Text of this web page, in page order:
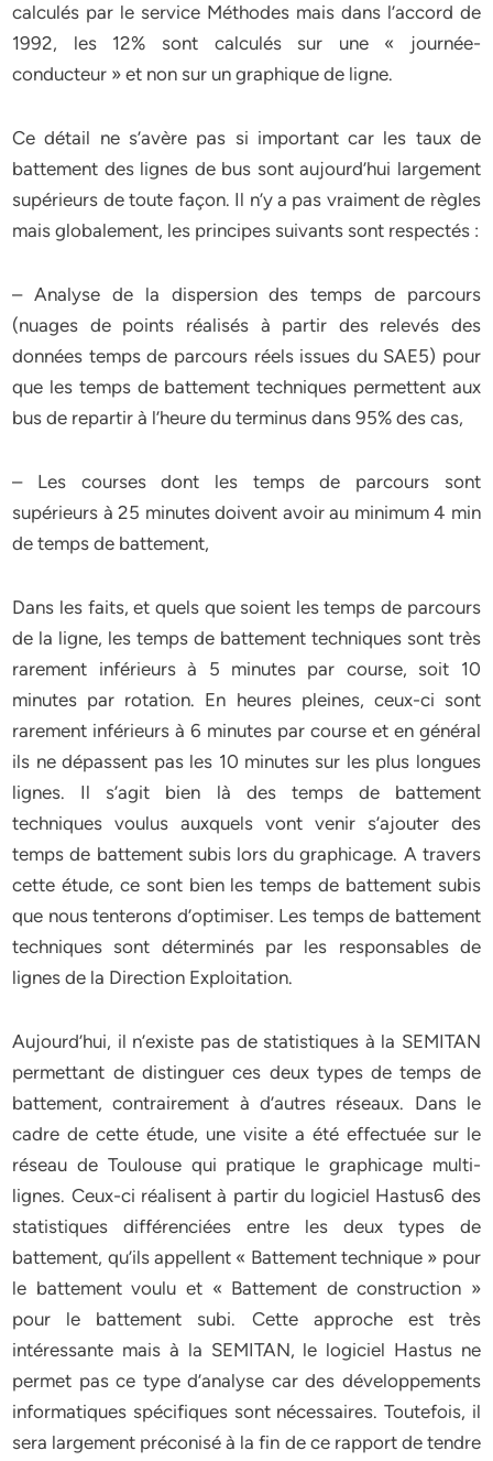
calculés par le service Méthodes mais dans l’accord de
1992, les 12% sont calculés sur une « journée-
conducteur » et non sur un graphique de ligne.
Ce détail ne s’avère pas si important car les taux de
battement des lignes de bus sont aujourd’hui largement
supérieurs de toute façon. Il n’y a pas vraiment de règles
mais globalement, les principes suivants sont respectés :
– Analyse de la dispersion des temps de parcours
(nuages de points réalisés à partir des relevés des
données temps de parcours réels issues du SAE5) pour
que les temps de battement techniques permettent aux
bus de repartir à l’heure du terminus dans 95% des cas,
– Les courses dont les temps de parcours sont
supérieurs à 25 minutes doivent avoir au minimum 4 min
de temps de battement,
Dans les faits, et quels que soient les temps de parcours
de la ligne, les temps de battement techniques sont très
rarement inférieurs à 5 minutes par course, soit 10
minutes par rotation. En heures pleines, ceux-ci sont
rarement inférieurs à 6 minutes par course et en général
ils ne dépassent pas les 10 minutes sur les plus longues
lignes. Il s’agit bien là des temps de battement
techniques voulus auxquels vont venir s’ajouter des
temps de battement subis lors du graphicage. A travers
cette étude, ce sont bien les temps de battement subis
que nous tenterons d’optimiser. Les temps de battement
techniques sont déterminés par les responsables de
lignes de la Direction Exploitation.
Aujourd’hui, il n’existe pas de statistiques à la SEMITAN
permettant de distinguer ces deux types de temps de
battement, contrairement à d’autres réseaux. Dans le
cadre de cette étude, une visite a été effectuée sur le
réseau de Toulouse qui pratique le graphicage multi-
lignes. Ceux-ci réalisent à partir du logiciel Hastus6 des
statistiques différenciées entre les deux types de
battement, qu’ils appellent « Battement technique » pour
le battement voulu et « Battement de construction »
pour le battement subi. Cette approche est très
intéressante mais à la SEMITAN, le logiciel Hastus ne
permet pas ce type d’analyse car des développements
informatiques spécifiques sont nécessaires. Toutefois, il
sera largement préconisé à la fin de ce rapport de tendre